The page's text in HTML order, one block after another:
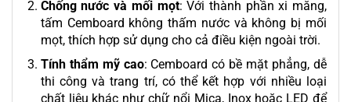
Chống nước và mối mọt: Với thành phần xi măng,
tấm Cemboard không thấm nước và không bị mối
mọt, thích hợp sử dụng cho cả điều kiện ngoài trời.
Tính thẩm mỹ cao: Cemboard có bề mặt phẳng, dễ
thi công và trang trí, có thể kết hợp với nhiều loại
chất liệu khác như chữ nổi Mica, Inox hoặc LED để